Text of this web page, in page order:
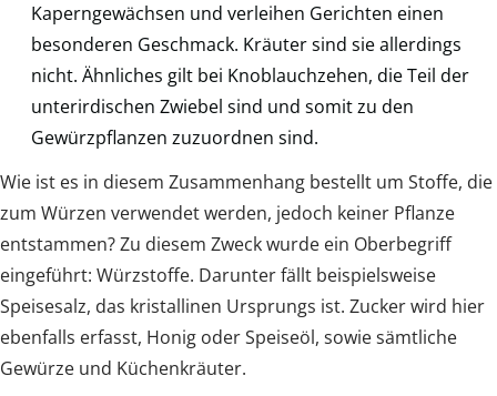
Kaperngewächsen und verleihen Gerichten einen
besonderen Geschmack. Kräuter sind sie allerdings
nicht. Ähnliches gilt bei Knoblauchzehen, die Teil der
unterirdischen Zwiebel sind und somit zu den
Gewürzpflanzen zuzuordnen sind.
Wie ist es in diesem Zusammenhang bestellt um Stoffe, die
zum Würzen verwendet werden, jedoch keiner Pflanze
entstammen? Zu diesem Zweck wurde ein Oberbegriff
eingeführt: Würzstoffe. Darunter fällt beispielsweise
Speisesalz, das kristallinen Ursprungs ist. Zucker wird hier
ebenfalls erfasst, Honig oder Speiseöl, sowie sämtliche
Gewürze und Küchenkräuter.